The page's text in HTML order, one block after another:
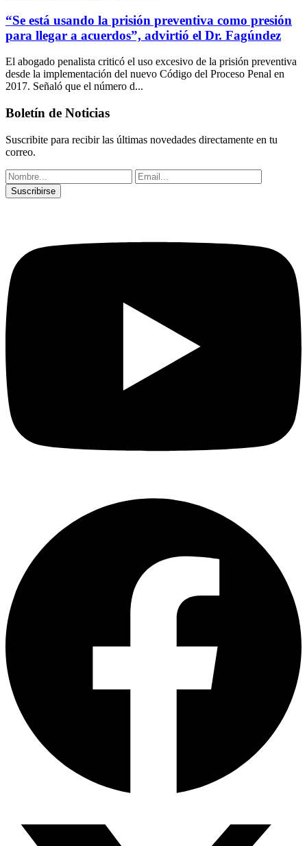
“Se está usando la prisión preventiva como presión
para llegar a acuerdos”, advirtió el Dr. Fagúndez
El abogado penalista criticó el uso excesivo de la prisión preventiva
desde la implementación del nuevo Código del Proceso Penal en
2017. Señaló que el número d...
Boletín de Noticias
Suscribite para recibir las últimas novedades directamente en tu
correo.
Suscribirse